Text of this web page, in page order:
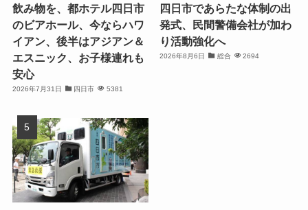
飲み物を、都ホテル四日市
のビアホール、今ならハワ
イアン、後半はアジアン＆
エスニック、お子様連れも
安心
2026年7月31日 四日市 5381
四日市であらたな体制の出
発式、民間警備会社が加わ
り活動強化へ
2026年8月6日 総合 2694